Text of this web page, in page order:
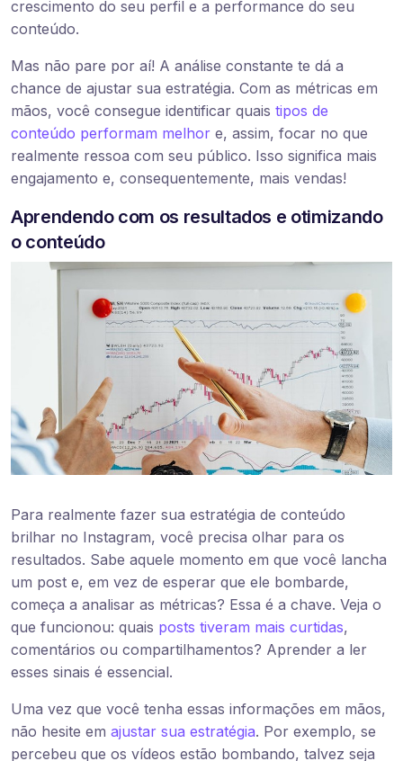
crescimento do seu perfil e a performance do seu
conteúdo.
Mas não pare por aí! A análise constante te dá a
chance de ajustar sua estratégia. Com as métricas em
mãos, você consegue identificar quais tipos de
conteúdo performam melhor e, assim, focar no que
realmente ressoa com seu público. Isso significa mais
engajamento e, consequentemente, mais vendas!
Aprendendo com os resultados e otimizando
o conteúdo
Para realmente fazer sua estratégia de conteúdo
brilhar no Instagram, você precisa olhar para os
resultados. Sabe aquele momento em que você lancha
um post e, em vez de esperar que ele bombarde,
começa a analisar as métricas? Essa é a chave. Veja o
que funcionou: quais posts tiveram mais curtidas,
comentários ou compartilhamentos? Aprender a ler
esses sinais é essencial.
Uma vez que você tenha essas informações em mãos,
não hesite em ajustar sua estratégia. Por exemplo, se
percebeu que os vídeos estão bombando, talvez seja